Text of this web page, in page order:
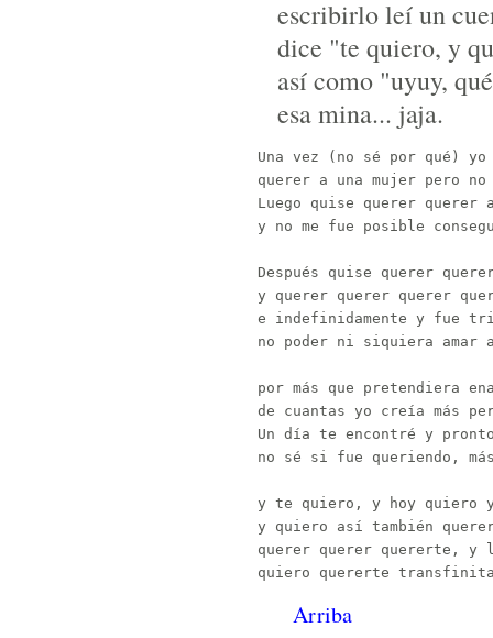
escribirlo leí un
dice "te quiero, y
así como "uyuy,
esa mina... jaja.
Una vez (no sé por qué) yo
querer a una mujer pero no
Luego quise querer querer
y no me fue posible
Después quise querer
y querer querer querer
e indefinidamente y fue
no poder ni siquiera amar
por más que pretendiera
de cuantas yo creía más
Un día te encontré y
no sé si fue queriendo,
y te quiero, y hoy quiero
y quiero así también
querer querer quererte, y
Arriba